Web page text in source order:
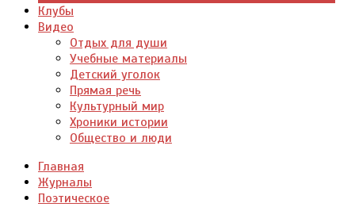
Клубы
Видео
Отдых для души
Учебные материалы
Детский уголок
Прямая речь
Культурный мир
Хроники истории
Общество и люди
Главная
Журналы
Поэтическое